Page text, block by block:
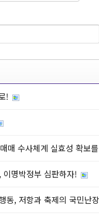
!
매 수사체계 실효성 확보
명박정부 심판하자!
동, 저항과 축제의 국민난장